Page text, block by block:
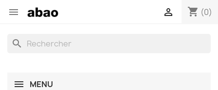
 shopping_cart (0)

search
MENU